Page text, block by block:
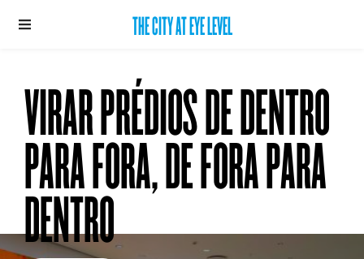
THE CITY AT EYE LEVEL
VIRAR PRÉDIOS DE DENTRO
PARA FORA, DE FORA PARA
DENTRO